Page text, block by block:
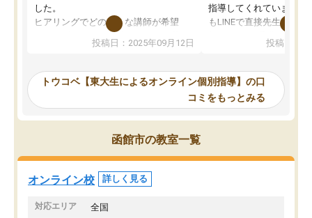
した。
ヒアリングでどのような講師が希望
か、オプションは付帯するかなど選ぶ
事が出来ました。
ーティングを行い、その講師で良いか
見てから講師を決定する事ができま
す。
うちの子は、初回面談の講師の方で決
オンラインツールを使用した単語帳の
共有があり宿題もそちらで出される形
でした。
投稿日：2025年09月12日
指導してくれています。
もLINEで直接先生に質問
めれるので、個人に合
いなのがあり(有料)、受
ことをどんなスケジュー
くか相談したのですが、
ち期待したものではなく
くなってきたようなので
投稿日：
トウコベ【東大生によるオンライン個別指導】の口
コミをもっとみる
函館市の教室一覧
オンライン校 詳しく見る
対応エリア 全国